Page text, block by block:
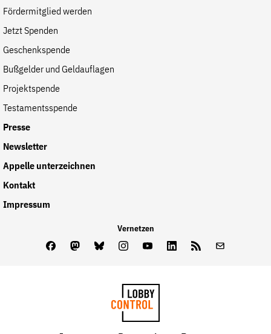
Fördermitglied werden
Jetzt Spenden
Geschenkspende
Bußgelder und Geldauflagen
Projektspende
Testamentsspende
Presse
Newsletter
Appelle unterzeichnen
Kontakt
Impressum
Vernetzen
FacebookMastodon
BlueskyInstagram
YoutubeLinkedInFeed